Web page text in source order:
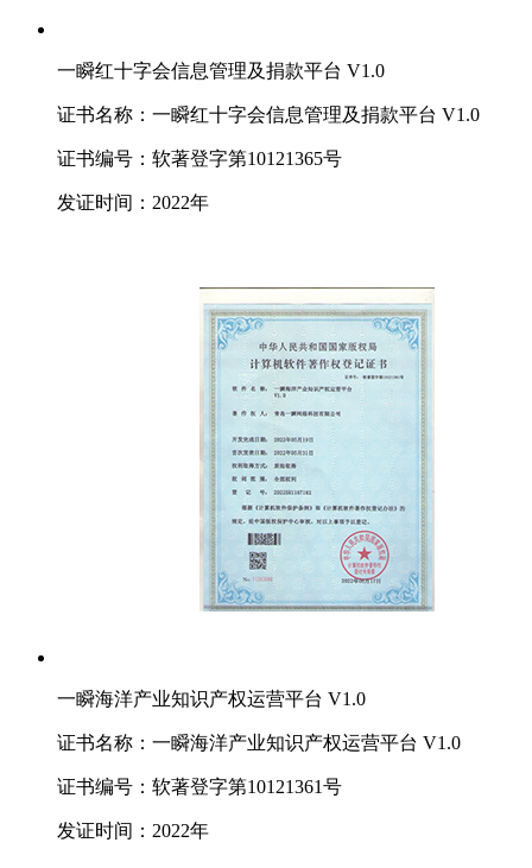
一瞬红十字会信息管理及捐款平台 V1.0
证书名称：一瞬红十字会信息管理及捐款平台 V1.0
证书编号：软著登字第10121365号
发证时间：2022年
一瞬海洋产业知识产权运营平台 V1.0
证书名称：一瞬海洋产业知识产权运营平台 V1.0
证书编号：软著登字第10121361号
发证时间：2022年